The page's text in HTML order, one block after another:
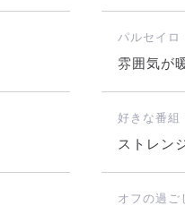
パルセイロ
雰囲気が
好きな番組
ストレン
オフの過ご